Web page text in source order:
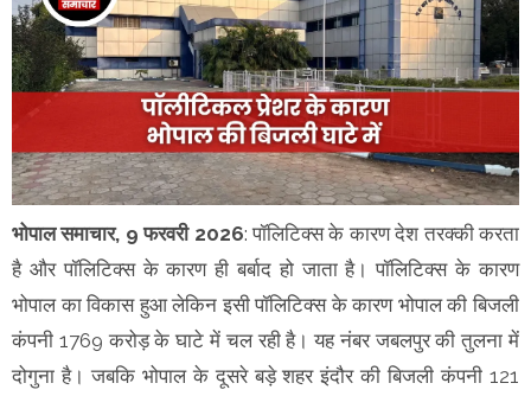
भोपाल समाचार, 9 फरवरी 2026: पॉलिटिक्स के कारण देश तरक्की करता
है और पॉलिटिक्स के कारण ही बर्बाद हो जाता है। पॉलिटिक्स के कारण
भोपाल का विकास हुआ लेकिन इसी पॉलिटिक्स के कारण भोपाल की बिजली
कंपनी 1769 करोड़ के घाटे में चल रही है। यह नंबर जबलपुर की तुलना में
दोगुना है। जबकि भोपाल के दूसरे बड़े शहर इंदौर की बिजली कंपनी 121